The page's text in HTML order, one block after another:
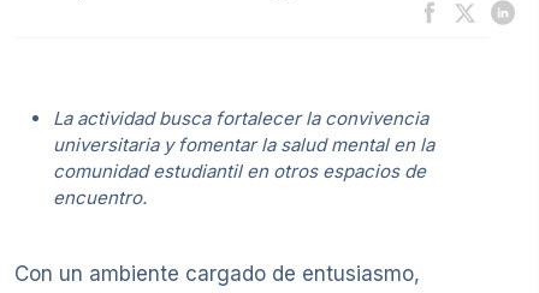
La actividad busca fortalecer la convivencia
universitaria y fomentar la salud mental en la
comunidad estudiantil en otros espacios de
encuentro.
Con un ambiente cargado de entusiasmo,